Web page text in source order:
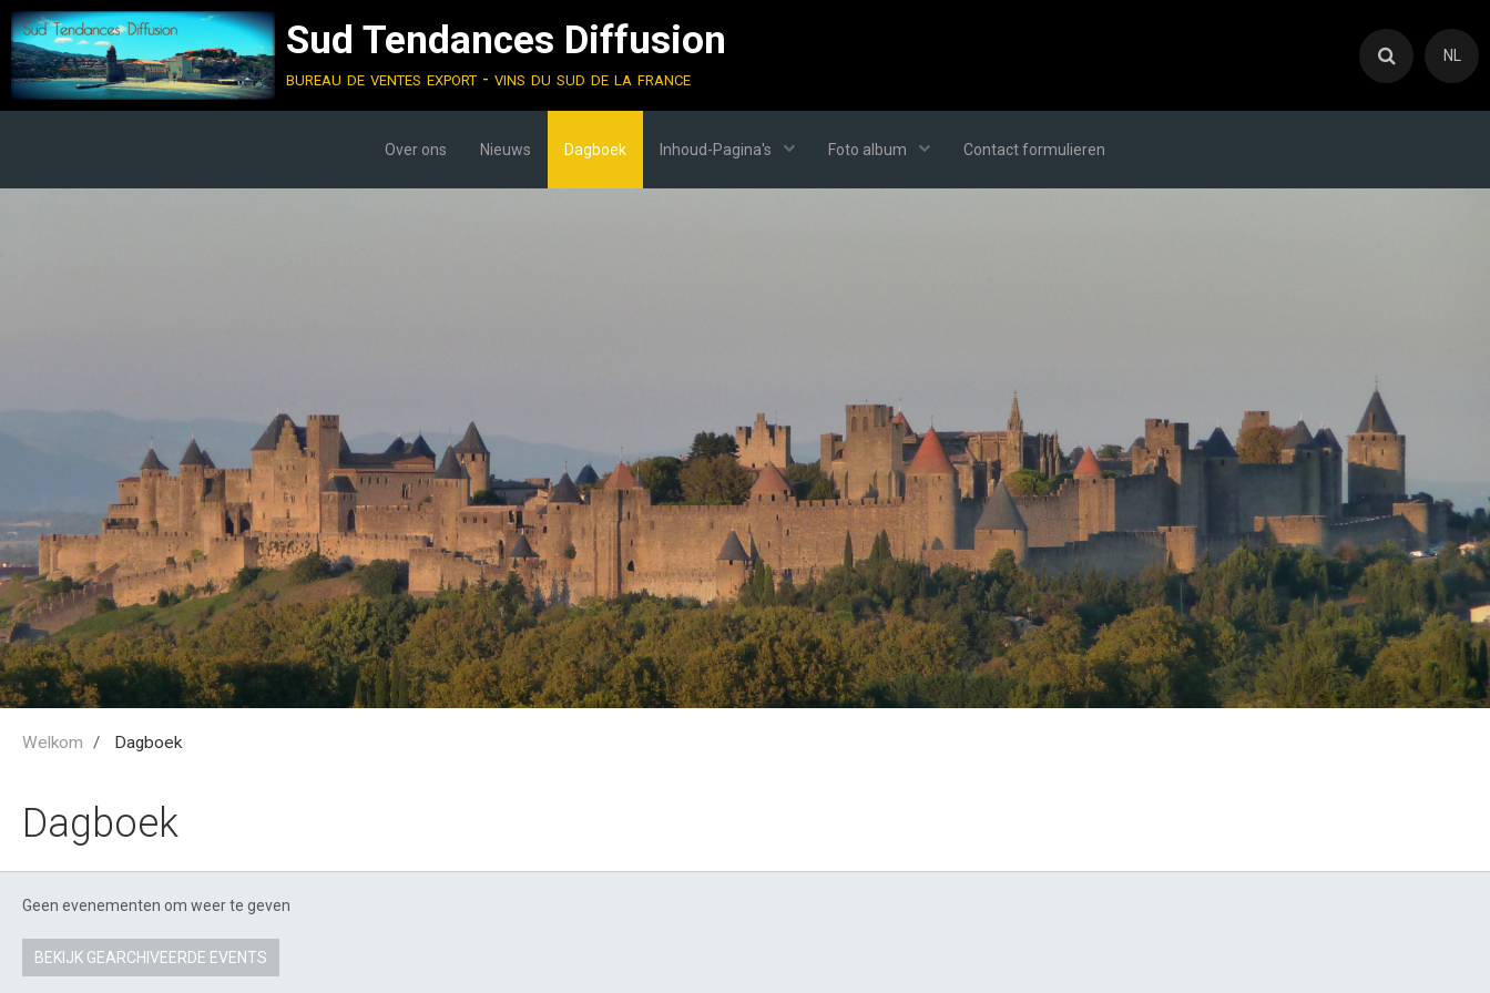
Sud Tendances Diffusion
bureau de ventes export - vins du sud de la france
NL
Over ons Nieuws Dagboek Inhoud-Pagina's Foto album Contact formulieren
Welkom Dagboek
Dagboek
Geen evenementen om weer te geven
BEKIJK GEARCHIVEERDE EVENTS